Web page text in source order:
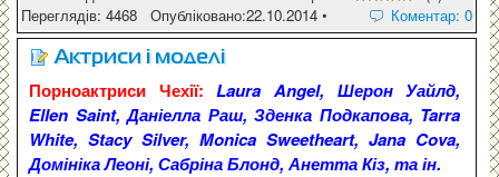
Переглядів: 4468 Опубліковано:22.10.2014 •
Коментар: 0
Aктриси і моделі
Порноактриси Чехії:Laura Angel, Шерон Уайлд,
Ellen Saint, Даніелла Раш, Зденка Подкапова, Tarra
White, Stacy Silver, Monica Sweetheart, Jana Cova,
Домініка Леоні, Сабріна Блонд, Анетта Кіз, та ін.